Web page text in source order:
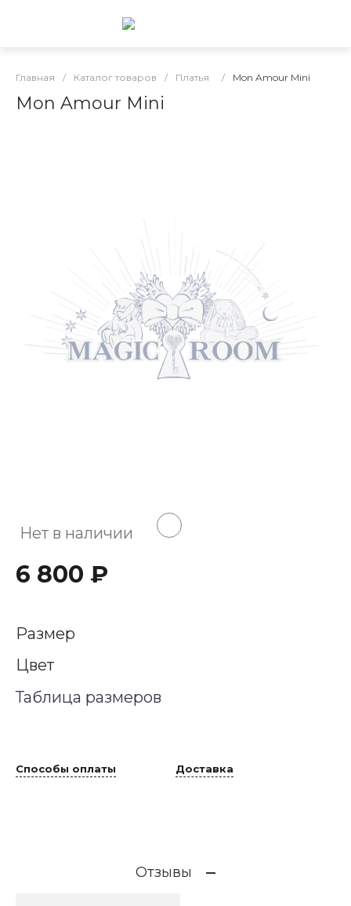
Главная / Каталог товаров / Платья / Mon Amour Mini
Mon Amour Mini
Нет в наличии
6 800 ₽
Размер
Цвет
Таблица размеров
Способы оплаты Доставка
Отзывы